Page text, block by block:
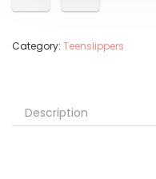
Category: Teenslippers
Description